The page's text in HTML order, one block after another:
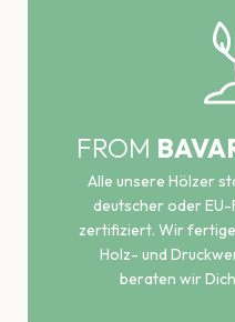
FROM
Alle unsere Hölzer
deutscher oder
zertifiziert. Wir
Holz- und
beraten wir